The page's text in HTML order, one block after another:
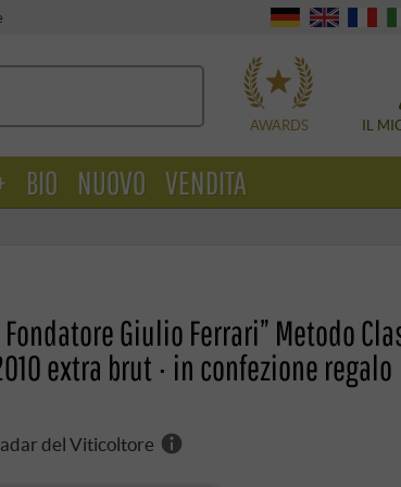
WÄHLEN
AWARDS IL
Giulio Ferrari” Metodo
extra brut · in confezione regalo
del Viticoltore
BIO NUOVO VENDITA